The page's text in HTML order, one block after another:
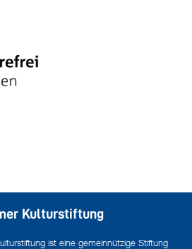
Kulturstiftung
ist eine gemeinnützige Stiftung